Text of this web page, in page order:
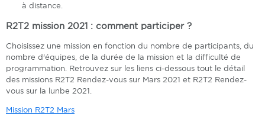
à distance.
R2T2 mission 2021 : comment participer ?
Choisissez une mission en fonction du nombre de participants, du
nombre d'équipes, de la durée de la mission et la difficulté de
programmation. Retrouvez sur les liens ci-dessous tout le détail
des missions R2T2 Rendez-vous sur Mars 2021 et R2T2 Rendez-
vous sur la lunbe 2021.
Mission R2T2 Mars